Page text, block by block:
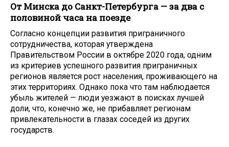
От Минска до Санкт-Петербурга — за два с
половиной часа на поезде
Согласно концепции развития приграничного
сотрудничества, которая утверждена
Правительством России в октябре 2020 года, одним
из критериев успешного развития приграничных
регионов является рост населения, проживающего на
этих территориях. Однако пока что там наблюдается
убыль жителей — люди уезжают в поисках лучшей
доли, что, конечно же, не прибавляет регионам
привлекательности в глазах соседей из других
государств.